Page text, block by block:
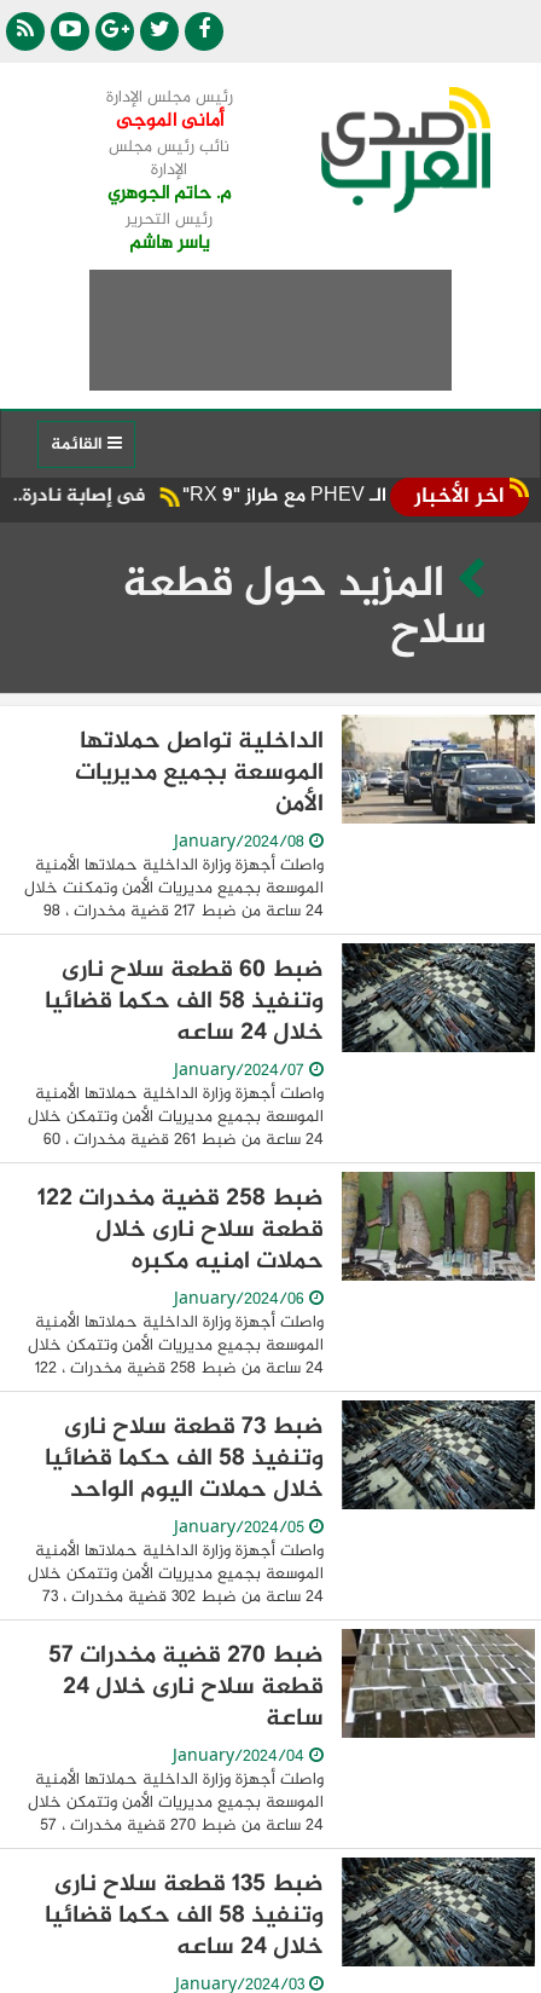
رئيس مجلس الإدارة
أمانى الموجى
نائب رئيس مجلس
الإدارة
م. حاتم الجوهري
رئيس التحرير
ياسر هاشم
اخر الأخبار فى إصابة نادرة.. إنقاذ
المزيد حول قطعة
سلاح
الداخلية تواصل حملاتها
الموسعة بجميع مديريات
الأمن
واصلت أجهزة وزارة الداخلية حملاتها الأمنية
الموسعة بجميع مديريات الأمن وتمكنت خلال
24 ساعة من ضبط 217 قضية مخدرات ، 98
قطعة سلاح نارى ، وتنفيذ 56706 حكم
قضائى متنوع يأتي ذلك فى إطار مواصلة
الحملات ...
ضبط 60 قطعة سلاح نارى
وتنفيذ 58 الف حكما قضائيا
خلال 24 ساعه
واصلت أجهزة وزارة الداخلية حملاتها الأمنية
الموسعة بجميع مديريات الأمن وتتمكن خلال
24 ساعة من ضبط 261 قضية مخدرات ، 60
قطعة سلاح نارى ، وتنفيذ 58834 حكم
قضائى متنوع يأتي ذلك فى إطار مواصلة
الحملات ...
ضبط 258 قضية مخدرات 122
قطعة سلاح نارى خلال
حملات امنيه مكبره
واصلت أجهزة وزارة الداخلية حملاتها الأمنية
الموسعة بجميع مديريات الأمن وتتمكن خلال
24 ساعة من ضبط 258 قضية مخدرات ، 122
قطعة سلاح نارى ، وتنفيذ 58637 حكم
قضائى متنوع يأتي ذلك فى إطار مواصلة ...
ضبط 73 قطعة سلاح نارى
وتنفيذ 58 الف حكما قضائيا
خلال حملات اليوم الواحد
واصلت أجهزة وزارة الداخلية حملاتها الأمنية
الموسعة بجميع مديريات الأمن وتتمكن خلال
24 ساعة من ضبط 302 قضية مخدرات ، 73
قطعة سلاح نارى ، وتنفيذ 58389 حكم
قضائى متنوعه يأتي ذلك فى إطار مواصلة ...
ضبط 270 قضية مخدرات 57
قطعة سلاح نارى خلال 24
ساعة
واصلت أجهزة وزارة الداخلية حملاتها الأمنية
الموسعة بجميع مديريات الأمن وتتمكن خلال
24 ساعة من ضبط 270 قضية مخدرات ، 57
قطعة سلاح نارى ، وتنفيذ 57968 حكم
قضائى متنوع. يأتي ذلك فى إطار مواصلة ...
ضبط 135 قطعة سلاح نارى
وتنفيذ 58 الف حكما قضائيا
خلال 24 ساعه